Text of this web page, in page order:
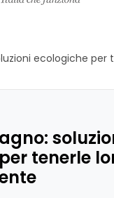
ecologiche per
tenerle